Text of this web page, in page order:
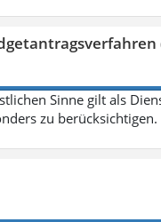
Sinne gilt als
zu berücksichtigen.